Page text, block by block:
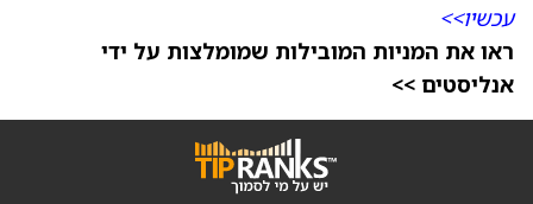
עכשיו>>
ראו את המניות המובילות שמומלצות על ידי
אנליסטים >>